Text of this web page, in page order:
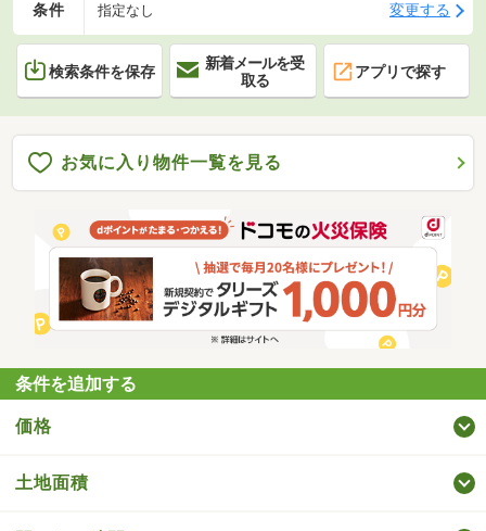
条件 指定なし 変更する
検索条件を保存
新着メールを受
取る
アプリで探す
お気に入り物件一覧を見る
条件を追加する
価格
土地面積